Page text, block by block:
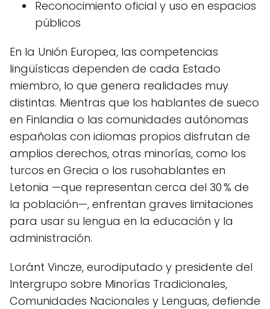
Reconocimiento oficial y uso en espacios
públicos
En la Unión Europea, las competencias
lingüísticas dependen de cada Estado
miembro, lo que genera realidades muy
distintas. Mientras que los hablantes de sueco
en Finlandia o las comunidades autónomas
españolas con idiomas propios disfrutan de
amplios derechos, otras minorías, como los
turcos en Grecia o los rusohablantes en
Letonia —que representan cerca del 30 % de
la población—, enfrentan graves limitaciones
para usar su lengua en la educación y la
administración.
Loránt Vincze, eurodiputado y presidente del
Intergrupo sobre Minorías Tradicionales,
Comunidades Nacionales y Lenguas, defiende